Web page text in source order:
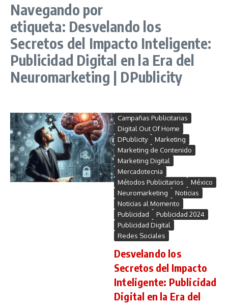
Navegando por
etiqueta: Desvelando los
Secretos del Impacto Inteligente:
Publicidad Digital en la Era del
Neuromarketing | DPublicity
Campañas Publicitarias
Digital Out Of Home
DPublicity
Marketing
Marketing de Contenido
Marketing Digital
Mercadotecnia
Métodos Publicitarios
México
Neuromarketing
Noticias
Noticias al Momento
Publicidad
Publicidad 2024
Publicidad Digital
Redes Sociales
Desvelando los
Secretos del Impacto
Inteligente: Publicidad
Digital en la Era del